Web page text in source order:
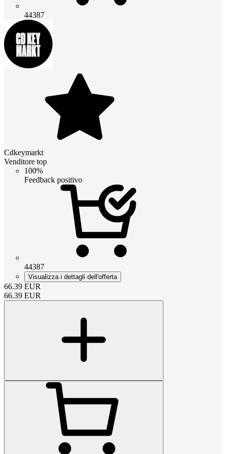
44387
Cdkeymarkt
Venditore top
100%
Feedback positivo
44387
Visualizza i dettagli dell'offerta
66.39 EUR
66.39 EUR